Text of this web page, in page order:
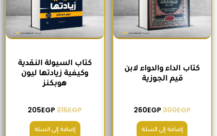
كتاب الداء والدواء لابن
قيم الجوزية
300EGP
260EGP
إضافة إلى السلة
كتاب السيولة النقدية
وكيفية زيادتها ليون
هوبكنز
215EGP
205EGP
إضافة إلى السلة